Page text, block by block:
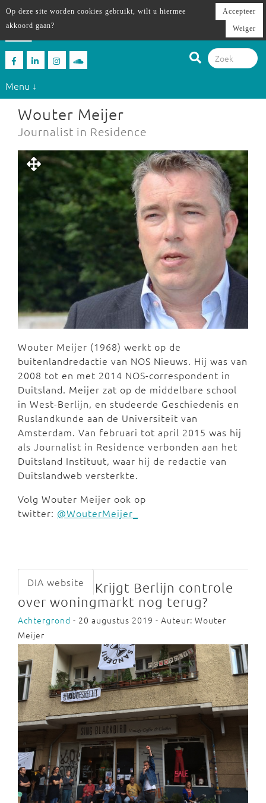
Menu ↓
Wouter Meijer
Journalist in Residence
Wouter Meijer (1968) werkt op de
buitenlandredactie van NOS Nieuws. Hij was van
2008 tot en met 2014 NOS-correspondent in
Duitsland. Meijer zat op de middelbare school
in West-Berlijn, en studeerde Geschiedenis en
Ruslandkunde aan de Universiteit van
Amsterdam. Van februari tot april 2015 was hij
als Journalist in Residence verbonden aan het
Duitsland Instituut, waar hij de redactie van
Duitslandweb versterkte.
Volg Wouter Meijer ook op
twitter: @WouterMeijer_
DIA website
Krijgt Berlijn controle
over woningmarkt nog terug?
Achtergrond - 20 augustus 2019 - Auteur: Wouter
Meijer
Op deze site worden cookies gebruikt, wilt u hiermee
akkoord gaan?
Accepteer
Weiger